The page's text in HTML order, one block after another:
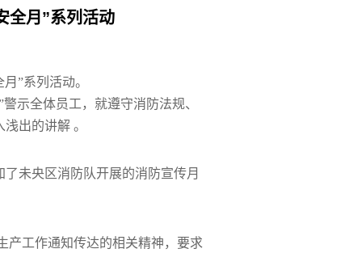
全月”系列活动
”系列活动。
示全体员工，就遵守消防法规、
出的讲解 。
未央区消防队开展的消防宣传月
产工作通知传达的相关精神，要求